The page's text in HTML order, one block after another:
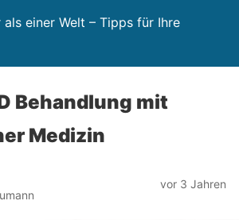
einer Welt – Tipps für Ihre
Behandlung mit
Medizin
vor 3 Jahren